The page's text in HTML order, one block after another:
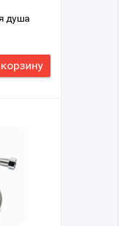
душа